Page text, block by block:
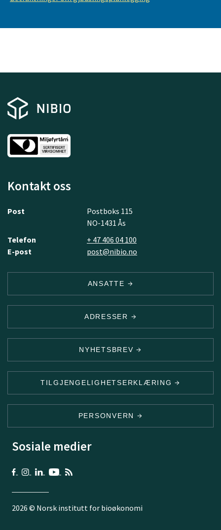
Kontakt oss
Post
Postboks 115
NO-1431 Ås
Telefon
+ 47 406 04 100
E-post
post@nibio.no
ANSATTE
ADRESSER
NYHETSBREV
TILGJENGELIGHETSERKLÆRING
PERSONVERN
Sosiale medier
2026 © Norsk institutt for bioøkonomi